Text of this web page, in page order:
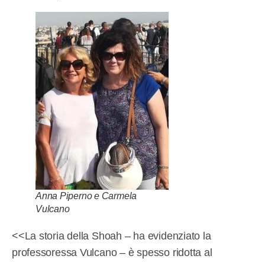
Anna Piperno e Carmela
Vulcano
<<La storia della Shoah – ha evidenziato la
professoressa Vulcano – è spesso ridotta al